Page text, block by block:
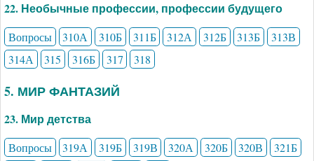
22. Необычные профессии, профессии будущего
Вопросы 310А 310Б 311Б 312А 312Б 313Б
313В
314А
315 316Б 317 318
5. МИР ФАНТАЗИЙ
23. Мир детства
Вопросы 319А 319Б 319В 320А 320Б 320В
321Б